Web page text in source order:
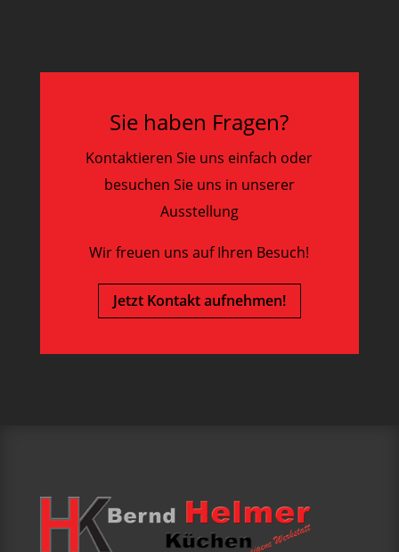
Sie haben Fragen?
Kontaktieren Sie uns einfach oder
besuchen Sie uns in unserer
Ausstellung
Wir freuen uns auf Ihren Besuch!
Jetzt Kontakt aufnehmen!